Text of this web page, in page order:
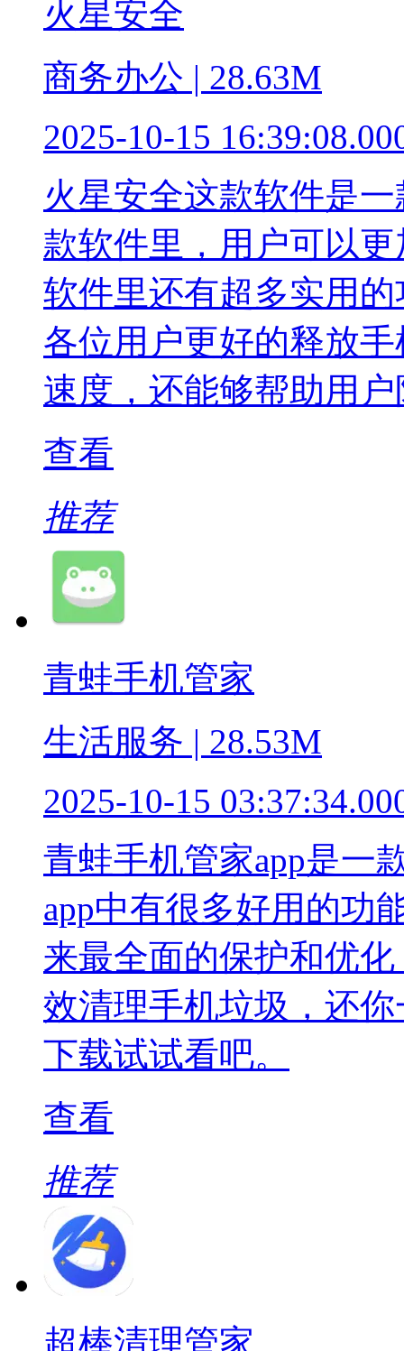
火星安全
商务办公 | 28.63M
2025-10-15
火星安全这款软件是
款软件里，用户可以
软件里还有超多实用
各位用户更好的释放
速度，还能够帮助用
查看
推荐
青蛙手机管家
生活服务 | 28.53M
2025-10-15
青蛙手机管家app是一
app中有很多好用的功
来最全面的保护和优
效清理手机垃圾，还
下载试试看吧。
查看
推荐
超棒清理管家